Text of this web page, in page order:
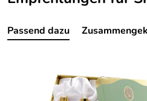
Passend dazu